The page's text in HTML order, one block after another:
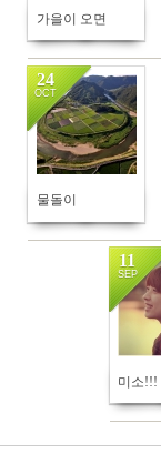
가을이 오면
물돌이
24
OCT
490
미소!!!
11
SEP